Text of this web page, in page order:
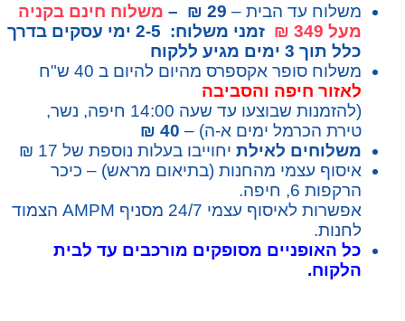
משלוח עד הבית – 29 ₪ –
משלוח חינם בקניה
מעל 349 ₪
זמני משלוח: 2-5 ימי עסקים בדרך
כלל תוך 3 ימים מגיע ללקוח
משלוח סופר אקספרס מהיום להיום ב 40 ש"ח
לאזור חיפה והסביבה
(להזמנות שבוצעו עד שעה 14:00 חיפה, נשר,
טירת הכרמל ימים א-ה) – 40 ₪
משלוחים לאילתיחוייבו בעלות נוספת של 17 ₪
איסוף עצמי מהחנות (בתיאום מראש) – כיכר
הרקפות 6, חיפה.
אפשרות לאיסוף עצמי 24/7 מסניף AMPM הצמוד
לחנות.
כל האופניים מסופקים מורכבים עד לבית
הלקוח.